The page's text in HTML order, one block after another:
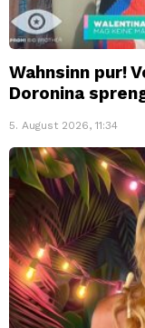
Wahnsinn pur!
Doronina
5. August 2026, 11:34